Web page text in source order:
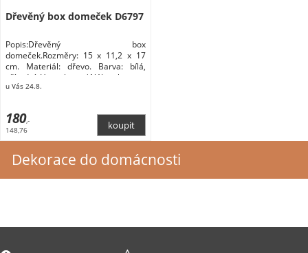
Dřevěný box domeček D6797
Popis:Dřevěný box
domeček.Rozměry: 15 x 11,2 x 17
cm. Materiál: dřevo. Barva: bílá,
přírodní. Heureka.cz |Nábytek
u Vás 24.8.
180,-
148,76
Dekorace do domácnosti